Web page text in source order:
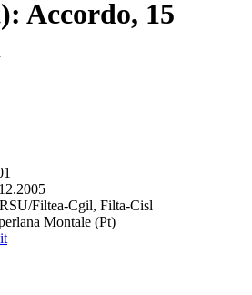
Accordo, 15
Filtea-Cgil, Filta-Cisl
Montale (Pt)